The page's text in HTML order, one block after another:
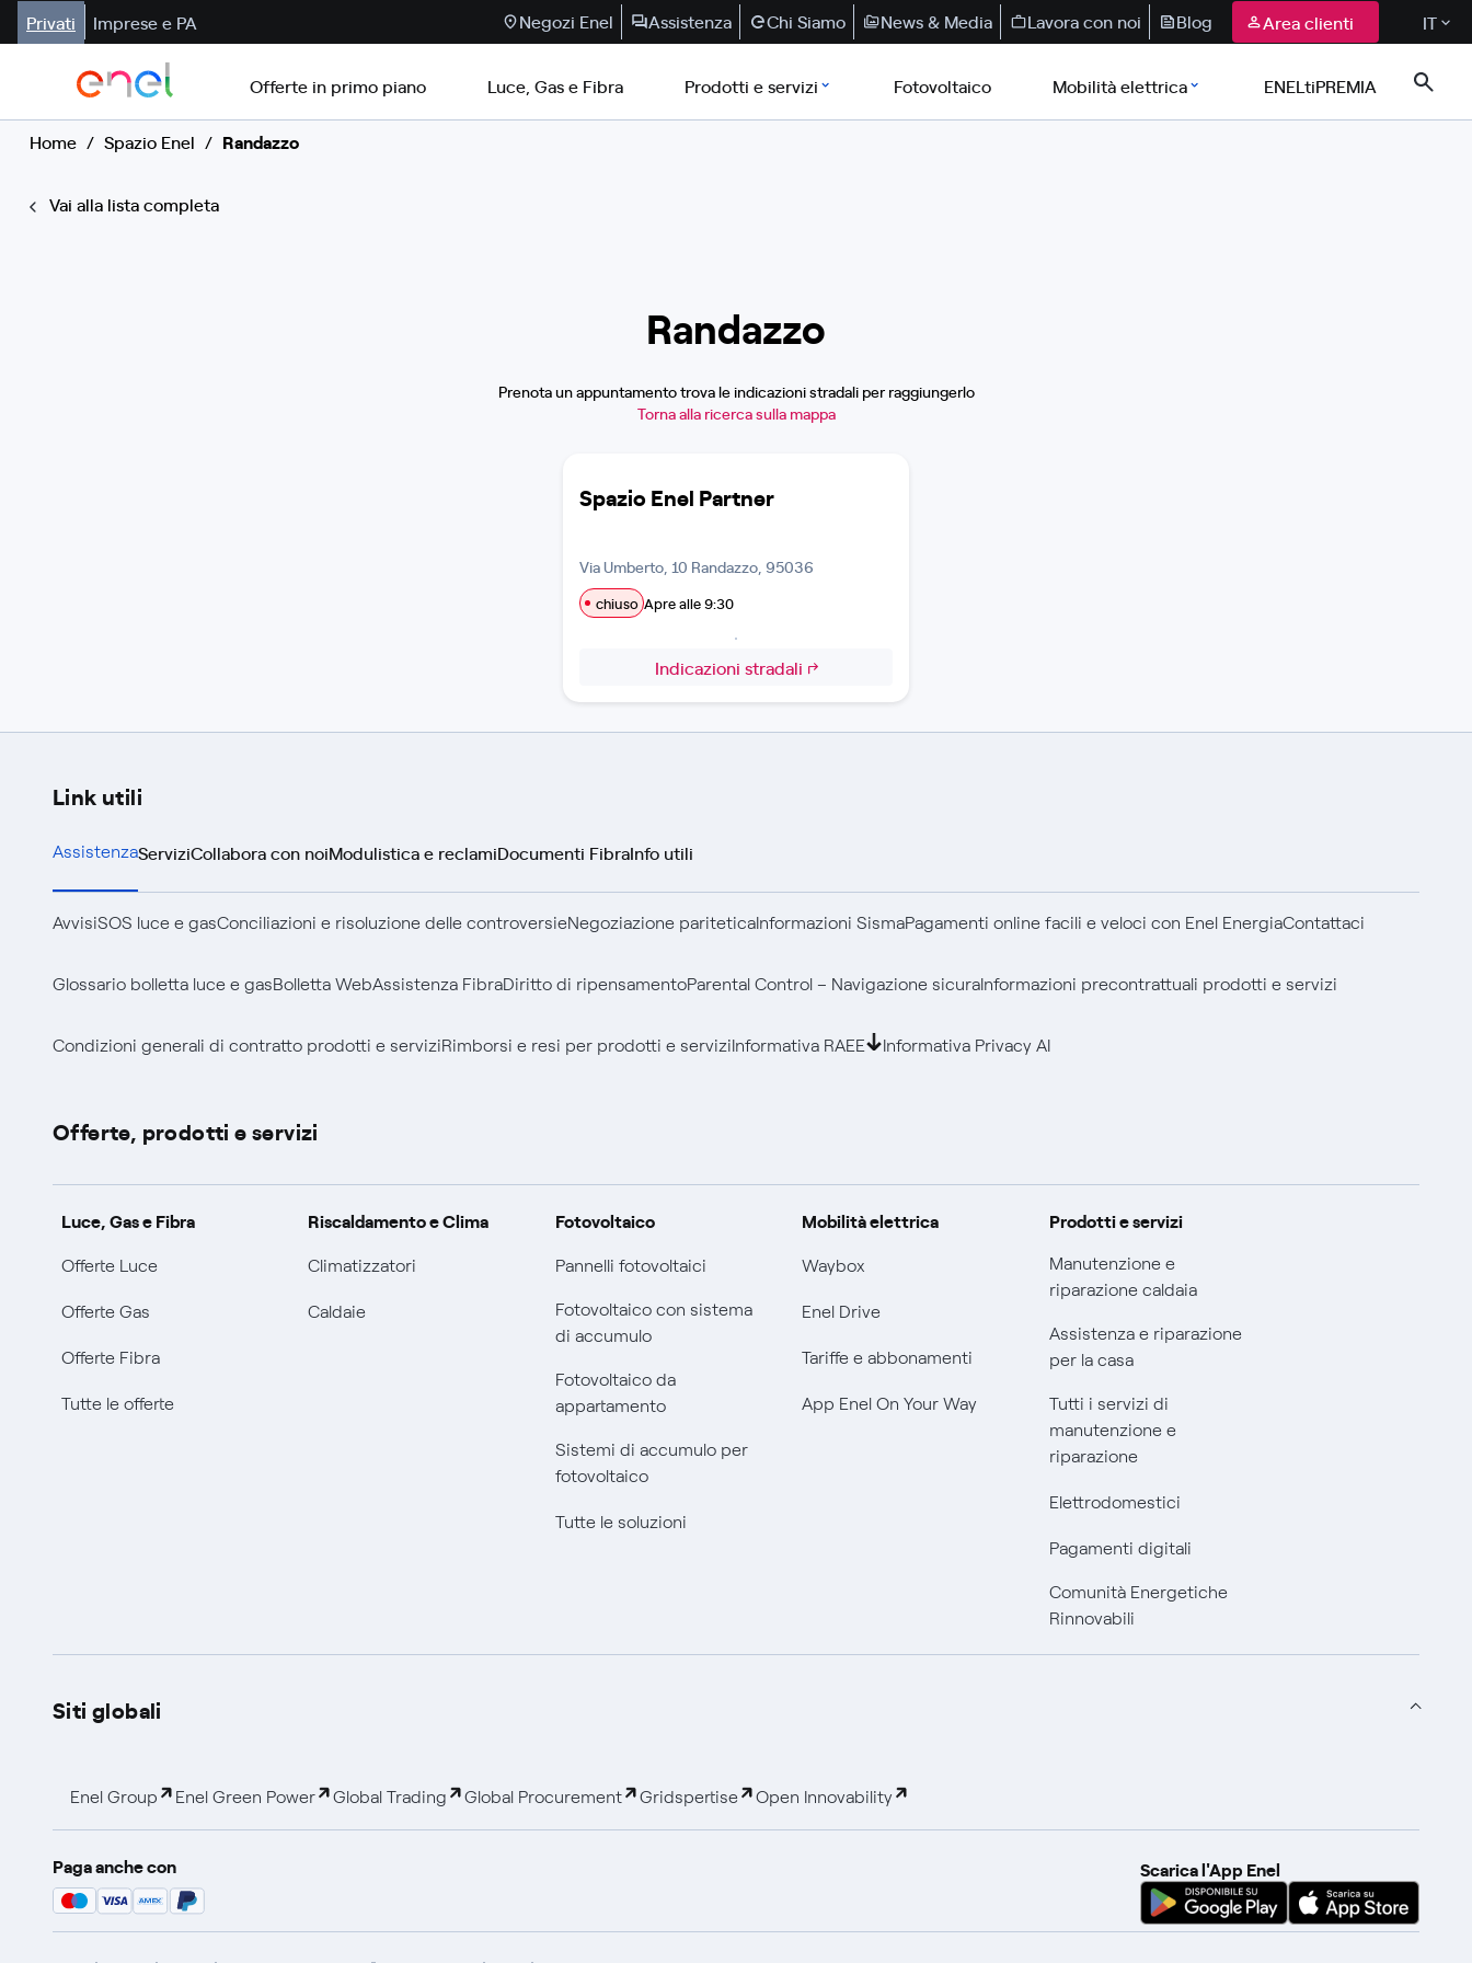
Privati Imprese e PA Negozi Enel Assistenza Chi Siamo News & Media Lavora con noi Blog Area clienti IT
Offerte in primo piano Luce, Gas e Fibra Prodotti e servizi Fotovoltaico Mobilità elettrica ENELtiPREMIA
Home / Spazio Enel / Randazzo
Vai alla lista completa
Randazzo
Prenota un appuntamento trova le indicazioni stradali per raggiungerlo
Torna alla ricerca sulla mappa
Spazio Enel Partner
Via Umberto, 10 Randazzo, 95036
chiuso Apre alle 9:30
Indicazioni stradali
Link utili
AssistenzaServiziCollabora con noiModulistica e reclamiDocumenti FibraInfo utili
AvvisiSOS luce e gasConciliazioni e risoluzione delle controversieNegoziazione pariteticaInformazioni SismaPagamenti online facili e veloci con Enel EnergiaContattaci
Glossario bolletta luce e gasBolletta WebAssistenza FibraDiritto di ripensamentoParental Control – Navigazione sicuraInformazioni precontrattuali prodotti e servizi
Condizioni generali di contratto prodotti e serviziRimborsi e resi per prodotti e serviziInformativa RAEE Informativa Privacy AI
Offerte, prodotti e servizi
Luce, Gas e Fibra
Offerte Luce
Offerte Gas
Offerte Fibra
Tutte le offerte
Riscaldamento e Clima
Climatizzatori
Caldaie
Fotovoltaico
Pannelli fotovoltaici
Fotovoltaico con sistema
di accumulo
Fotovoltaico da
appartamento
Sistemi di accumulo per
fotovoltaico
Tutte le soluzioni
Mobilità elettrica
Waybox
Enel Drive
Tariffe e abbonamenti
App Enel On Your Way
Prodotti e servizi
Manutenzione e
riparazione caldaia
Assistenza e riparazione
per la casa
Tutti i servizi di
manutenzione e
riparazione
Elettrodomestici
Pagamenti digitali
Comunità Energetiche
Rinnovabili
Siti globali
Enel Group Enel Green Power Global Trading Global Procurement Gridspertise Open Innovability
Paga anche con Scarica l'App Enel